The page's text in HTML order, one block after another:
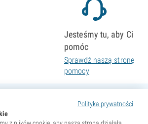
Polityka prywatności
Jesteśmy tu, aby Ci
pomóc
Sprawdź naszą stronę
pomocy